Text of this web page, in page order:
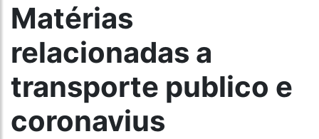
Matérias
relacionadas a
transporte publico e
coronavius